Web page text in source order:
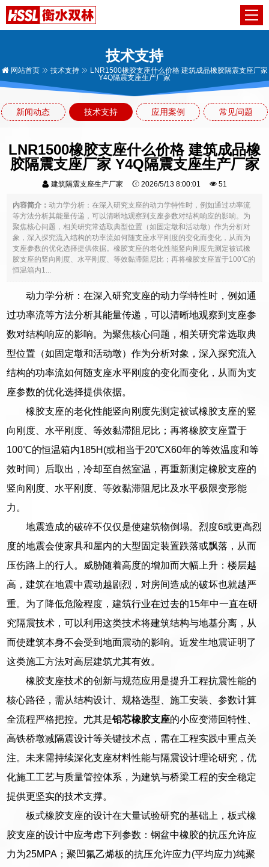
技术支持
网站首页 技术支持
LNR1500橡胶支座什么价格 建筑成品橡胶隔震支座厂家
Y4Q隔震支座生产厂家
新闻动态 技术支持 应用案例 常见问题
LNR1500橡胶支座什么价格 建筑成品橡
胶隔震支座厂家 Y4Q隔震支座生产厂家
建筑隔震支座生产厂家 2026/5/13 8:00:01 51
内容简介：动力学分析：在深入研究支座的动力学特性时，例如通过功率流
等方法分析其能量传递，可以清晰地观察到支座参数对结构响应的影响。为
聚焦核心问题，相关研究常选取典型位置（如固定墩和活动墩）作为分析对
象，深入探究流入结构的功率流如何随支座水平刚度的变化而变化，从而为
支座参数的优化选择提供依据。橡胶支座的老化性能竖向刚度先测定被试橡
胶支座的竖向刚度、水平刚度、等效黏滞阻尼比；再将橡胶支座置于100℃的
恒温箱内1...
动力学分析：在深入研究支座的动力学特性时，例如通
过功率流等方法分析其能量传递，可以清晰地观察到支座参
数对结构响应的影响。为聚焦核心问题，相关研究常选取典
型位置（如固定墩和活动墩）作为分析对象，深入探究流入
结构的功率流如何随支座水平刚度的变化而变化，从而为支
座参数的优化选择提供依据。
橡胶支座的老化性能竖向刚度先测定被试橡胶支座的竖
向刚度、水平刚度、等效黏滞阻尼比；再将橡胶支座置于
100℃的恒温箱内185H(或相当于20℃X60年的等效温度和等
效时间）后取出，冷却至自然室温，再重新测定橡胶支座的
竖向刚度、水平刚度、等效黏滞阻尼比及水平极限变形能
力。
地震造成的破碎不仅仅是使建筑物倒塌。烈度6或更高烈
度的地震会使家具和屋内的大型固定装置跌落或飘落，从而
压伤路上的行人。威胁随着高度的增加而大幅上升：楼层越
高，建筑在地震中震动越剧烈，对房间造成的破坏也就越严
重。为了降低危险程度，建筑行业在过去的15年中一直在研
究隔震技术，可以利用这类技术将建筑结构与地基分离，从
而使建筑本身不会受到地面震动的影响。近发生地震证明了
这类施工方法对高层建筑尤其有效。
橡胶支座技术的创新与规范应用是提升工程抗震性能的
核心路径，需从结构设计、规格选型、施工安装、参数计算
全流程严格把控。尤其是铅芯橡胶支座的小应变滞回特性、
高铁桥墩减隔震设计等关键技术点，需在工程实践中重点关
注。未来需持续深化支座材料性能与隔震设计理论研究，优
化施工工艺与质量管控体系，为建筑与桥梁工程的安全稳定
提供更坚实的技术支撑。
板式橡胶支座的设计在大量试验研究的基础上，板式橡
胶支座的设计中应考虑下列参数：钢盆中橡胶的抗压允许应
力为25MPA；聚凹氟乙烯板的抗压允许应力(平均应力)纯聚